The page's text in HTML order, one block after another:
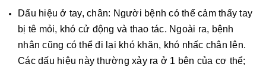
Dấu hiệu ở tay, chân: Người bệnh có thể cảm thấy tay
bị tê mỏi, khó cử động và thao tác. Ngoài ra, bệnh
nhân cũng có thể đi lại khó khăn, khó nhấc chân lên.
Các dấu hiệu này thường xảy ra ở 1 bên của cơ thể;